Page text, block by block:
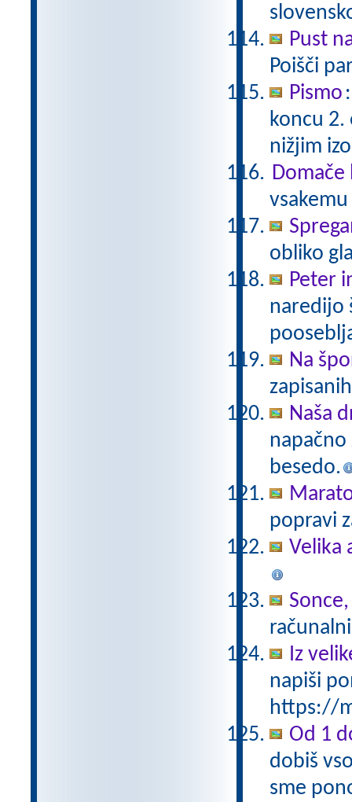
Pust
Poišči
Pismo
koncu 2.
nižjim
Domače
obliko
Peter
naredijo
Na
Naša
besedo.
popravi
Velika
Iz
napiši
https://
Od 1
dobiš
sme